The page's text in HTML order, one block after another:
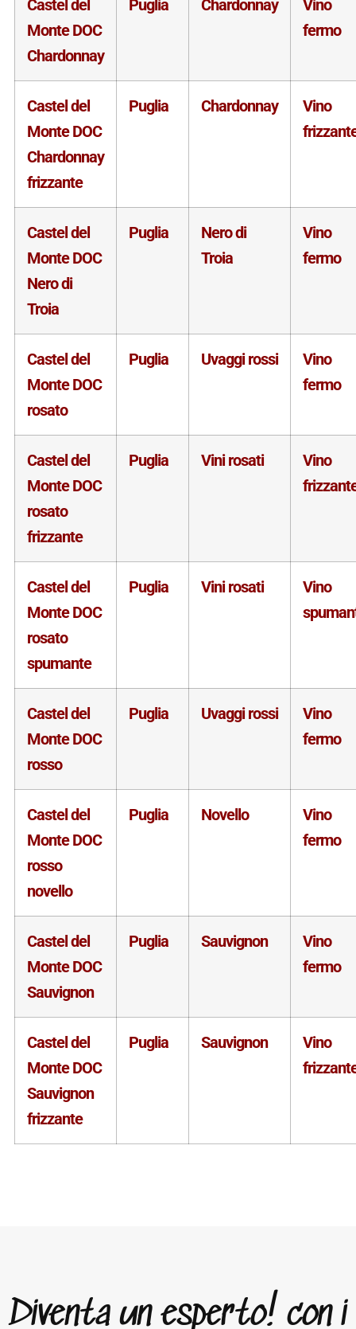
Castel del
Monte DOC
Chardonnay
Puglia Chardonnay
Vino
fermo
Castel del
Monte DOC
Chardonnay
frizzante
Puglia Chardonnay
Vino
Castel del
Monte DOC
Nero di
Troia
Puglia
Nero di
Troia
Vino
fermo
Castel del
Monte DOC
rosato
Puglia Uvaggi rossi
Vino
fermo
Castel del
Monte DOC
rosato
frizzante
Puglia Vini rosati
Vino
Castel del
Monte DOC
rosato
spumante
Puglia Vini rosati
Vino
Castel del
Monte DOC
rosso
Puglia Uvaggi rossi
Vino
fermo
Castel del
Monte DOC
rosso
novello
Puglia Novello
Vino
fermo
Castel del
Monte DOC
Sauvignon
Puglia Sauvignon
Vino
fermo
Castel del
Monte DOC
Sauvignon
frizzante
Puglia Sauvignon
Vino
Diventa un esperto! con i